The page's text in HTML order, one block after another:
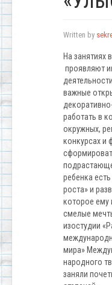
Written by
На занятиях
проявляют
важные
работать в
окружных,
конкурсах и
ребенка
роста» и
которое ему
смелые
изостудии
мира»
народного
заняли